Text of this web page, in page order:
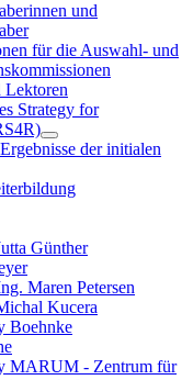
und
für die Auswahl- und
Lektoren
Strategy for
der initialen
Günther
Maren Petersen
Kucera
Boehnke
MARUM - Zentrum für